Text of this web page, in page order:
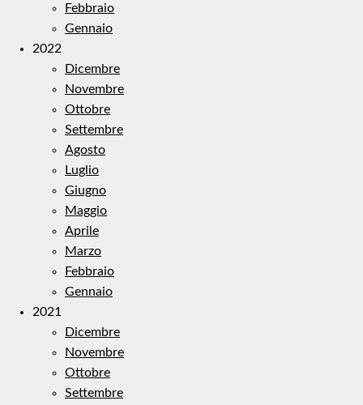
Febbraio
Gennaio
2022
Dicembre
Novembre
Ottobre
Settembre
Agosto
Luglio
Giugno
Maggio
Aprile
Marzo
Febbraio
Gennaio
2021
Dicembre
Novembre
Ottobre
Settembre